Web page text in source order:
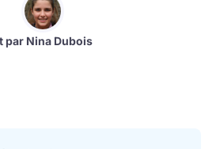
par Nina Dubois